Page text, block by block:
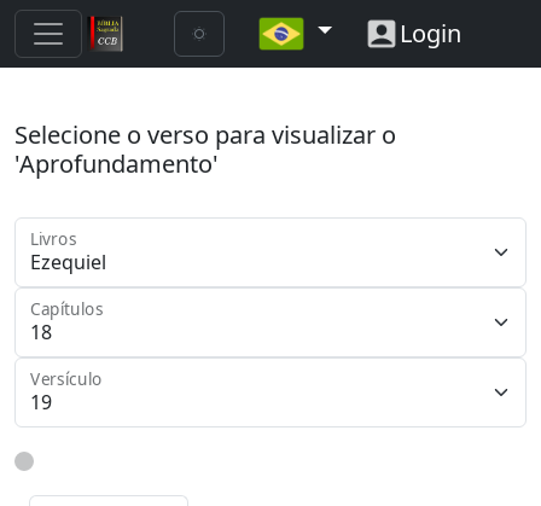
Login
Selecione o verso para visualizar o
'Aprofundamento'
Livros
Capítulos
Versículo